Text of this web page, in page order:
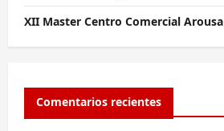
XII Master Centro Comercial Arousa
Comentarios recientes